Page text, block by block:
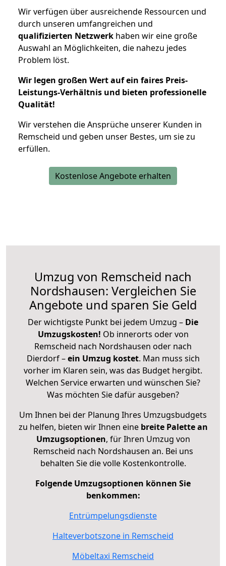
Wir verfügen über ausreichende Ressourcen und
durch unseren umfangreichen und
qualifizierten Netzwerk haben wir eine große
Auswahl an Möglichkeiten, die nahezu jedes
Problem löst.
Wir legen großen Wert auf ein faires Preis-
Leistungs-Verhältnis und bieten professionelle
Qualität!
Wir verstehen die Ansprüche unserer Kunden in
Remscheid und geben unser Bestes, um sie zu
erfüllen.
Kostenlose Angebote erhalten
Umzug von Remscheid nach
Nordshausen: Vergleichen Sie
Angebote und sparen Sie Geld
Der wichtigste Punkt bei jedem Umzug – Die
Umzugskosten! Ob innerorts oder von
Remscheid nach Nordshausen oder nach
Dierdorf –ein Umzug kostet. Man muss sich
vorher im Klaren sein, was das Budget hergibt.
Welchen Service erwarten und wünschen Sie?
Was möchten Sie dafür ausgeben?
Um Ihnen bei der Planung Ihres Umzugsbudgets
zu helfen, bieten wir Ihnen eine breite Palette an
Umzugsoptionen, für Ihren Umzug von
Remscheid nach Nordshausen an. Bei uns
behalten Sie die volle Kostenkontrolle.
Folgende Umzugsoptionen können Sie
benkommen:
Entrümpelungsdienste
Halteverbotszone in Remscheid
Möbeltaxi Remscheid